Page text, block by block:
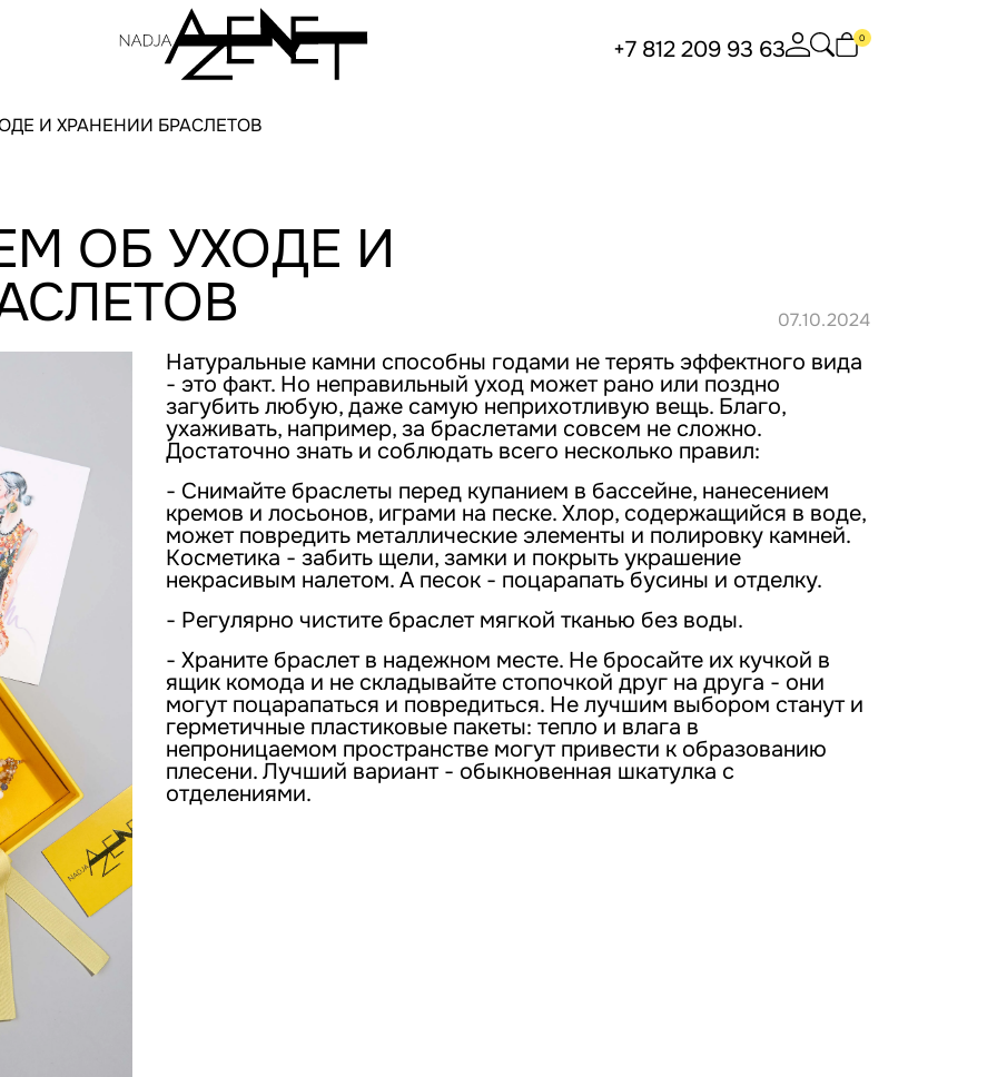
+7 812 209 93 63 0
И ХРАНЕНИИ БРАСЛЕТОВ
ОБ УХОДЕ И
07.10.2024
Натуральные камни способны годами не терять эффектного вида
- это факт. Но неправильный уход может рано или поздно
загубить любую, даже самую неприхотливую вещь. Благо,
ухаживать, например, за браслетами совсем не сложно.
Достаточно знать и соблюдать всего несколько правил:
- Снимайте браслеты перед купанием в бассейне, нанесением
кремов и лосьонов, играми на песке. Хлор, содержащийся в воде,
может повредить металлические элементы и полировку камней.
Косметика - забить щели, замки и покрыть украшение
некрасивым налетом. А песок - поцарапать бусины и отделку.
- Регулярно чистите браслет мягкой тканью без воды.
- Храните браслет в надежном месте. Не бросайте их кучкой в
ящик комода и не складывайте стопочкой друг на друга - они
могут поцарапаться и повредиться. Не лучшим выбором станут и
герметичные пластиковые пакеты: тепло и влага в
непроницаемом пространстве могут привести к образованию
плесени. Лучший вариант - обыкновенная шкатулка с
отделениями.